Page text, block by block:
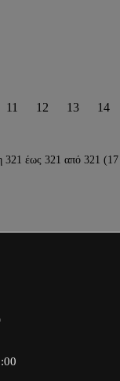
11 12 13 14
321 έως 321 από 321